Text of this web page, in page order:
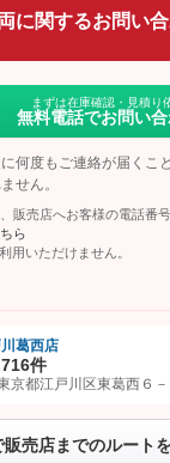
に関するお問い
まずは在庫確認・見積り
無料電話でお問い
何度もご連絡が届くこ
せん。
販売店へお客様の電話番
ら
用いただけません。
ットを友だち追加して
ボタンをタップして問い
葛西店
16件
京都江戸川区東葛西６－
販売店までのルート